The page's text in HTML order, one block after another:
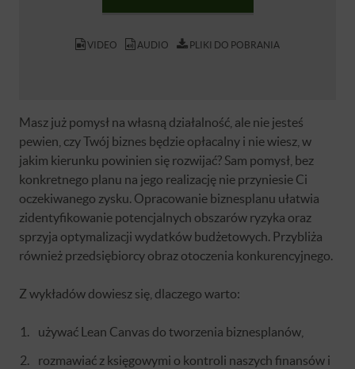
VIDEO AUDIO PLIKI DO POBRANIA
Masz już pomysł na własną działalność, ale nie jesteś
pewien, czy Twój biznes będzie opłacalny i nie wiesz, w
jakim kierunku powinien się rozwijać? Sam pomysł, bez
konkretnego planu na jego realizację nie przyniesie Ci
oczekiwanego zysku. Opracowanie biznesplanu ułatwia
zidentyfikowanie potencjalnych obszarów ryzyka oraz
sprzyja optymalizacji wydatków budżetowych. Przybliża
również przedsiębiorcy obraz otoczenia konkurencyjnego.
Z wykładów dowiesz się, dlaczego warto:
używać Lean Canvas do tworzenia biznesplanów,
rozmawiać z księgowymi o kontroli naszych finansów i